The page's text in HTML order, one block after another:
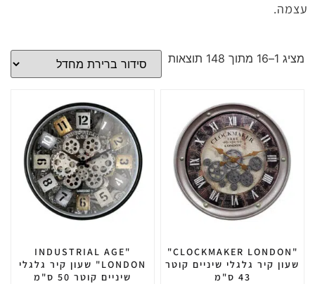
עצמה.
מציג 1–16 מתוך 148 תוצאות
"CLOCKMAKER LONDON"
שעון קיר גלגלי שיניים קוטר
43 ס"מ
"INDUSTRIAL AGE
LONDON" שעון קיר גלגלי
שיניים קוטר 50 ס"מ